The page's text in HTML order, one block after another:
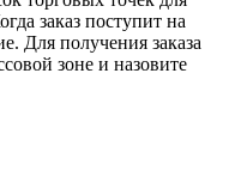
заказ поступит на
Для получения заказа
зоне и назовите